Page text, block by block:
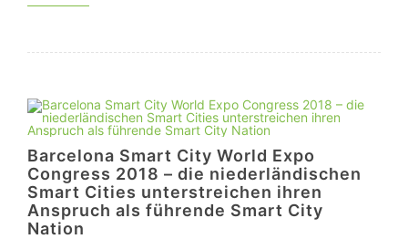
Barcelona Smart City World Expo
Congress 2018 – die niederländischen
Smart Cities unterstreichen ihren
Anspruch als führende Smart City
Nation